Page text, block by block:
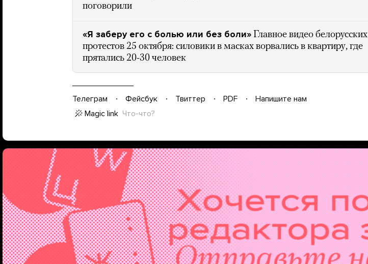
поговорили
«Я заберу его с болью или без боли» Главное видео белорусских
протестов 25 октября: силовики в масках ворвались в квартиру, где
прятались 20-30 человек
Телеграм Фейсбук Твиттер PDF
Напишите нам
Magic link Что-что?